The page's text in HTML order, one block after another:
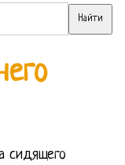
сидящего